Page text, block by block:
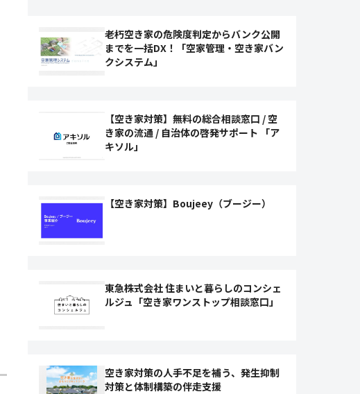
老朽空き家の危険度判定からバンク公開
までを一括DX！「空家管理・空き家バン
クシステム」
【空き家対策】無料の総合相談窓口 / 空
き家の流通 / 自治体の啓発サポート 「ア
キソル」
【空き家対策】Boujeey（ブージー）
東急株式会社 住まいと暮らしのコンシェ
ルジュ「空き家ワンストップ相談窓口」
空き家対策の人手不足を補う、発生抑制
対策と体制構築の伴走支援